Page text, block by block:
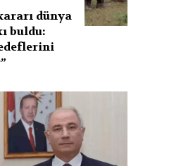
dünya
buldu: